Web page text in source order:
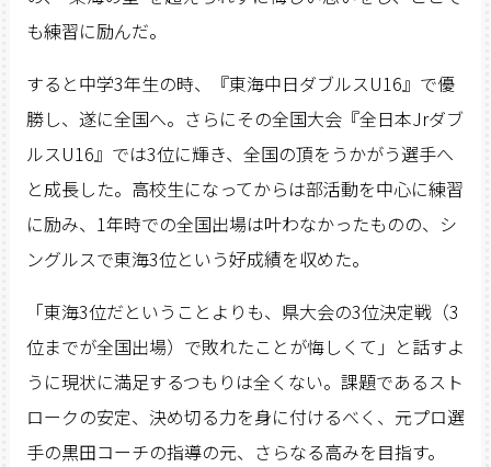
も練習に励んだ。
すると中学3年生の時、『東海中日ダブルスU16』で優
勝し、遂に全国へ。さらにその全国大会『全日本Jrダブ
ルスU16』では3位に輝き、全国の頂をうかがう選手へ
と成長した。高校生になってからは部活動を中心に練習
に励み、1年時での全国出場は叶わなかったものの、シ
ングルスで東海3位という好成績を収めた。
「東海3位だということよりも、県大会の3位決定戦（3
位までが全国出場）で敗れたことが悔しくて」と話すよ
うに現状に満足するつもりは全くない。課題であるスト
ロークの安定、決め切る力を身に付けるべく、元プロ選
手の黒田コーチの指導の元、さらなる高みを目指す。